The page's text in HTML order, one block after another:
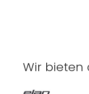
Wir bieten